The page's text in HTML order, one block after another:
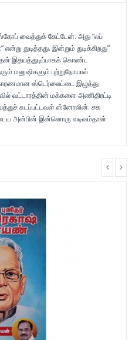
வைத்துக் கேட்டேன். அது “லப்
துடித்தது. இன்றும் துடிக்கிறது”
இதயத்துடிப்பாகக் கொண்ட
மனுஷிகளும் புற்றுநோயால்
ஸ்டெர்லைட்டை இழுத்து
வட்டாரத்தின் மக்களை அணிதிரட்டி
சுடப்பட்டவள் ஸ்னோலின். சக
அன்பின் இன்னொரு வடிவம்தான்